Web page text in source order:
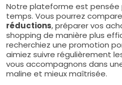
Notre plateforme est pensée
temps. Vous pourrez
réductions, préparer vos
shopping de manière plus
recherchiez une promotion
aimiez suivre régulièrement
vous accompagnons dans
maline et mieux maîtrisée.